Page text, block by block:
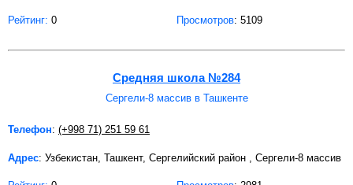
Рейтинг: 0 Просмотров: 5109
Средняя школа №284
Сергели-8 массив в Ташкенте
Телефон: (+998 71) 251 59 61
Адрес: Узбекистан, Ташкент, Сергелийский район , Сергели-8 массив